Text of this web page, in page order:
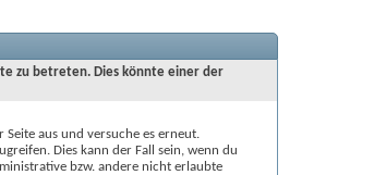
zu betreten. Dies könnte einer der
aus und versuche es erneut.
Dies kann der Fall sein, wenn du
bzw. andere nicht erlaubte